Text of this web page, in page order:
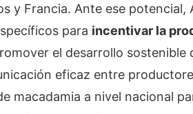
y Francia. Ante ese potencial,
para incentivar la
el desarrollo sostenible
eficaz entre
macadamia a nivel nacional